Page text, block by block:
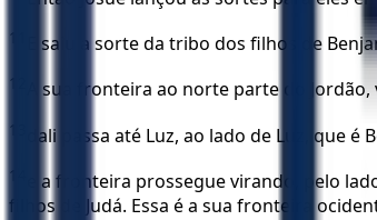
11 E saiu a sorte da tribo dos filhos de
12 A sua fronteira ao norte parte do
13 dali passa até Luz, ao lado de Luz, que
14
e a fronteira prossegue virando, pelo
filhos de Judá. Essa é a sua fronteira